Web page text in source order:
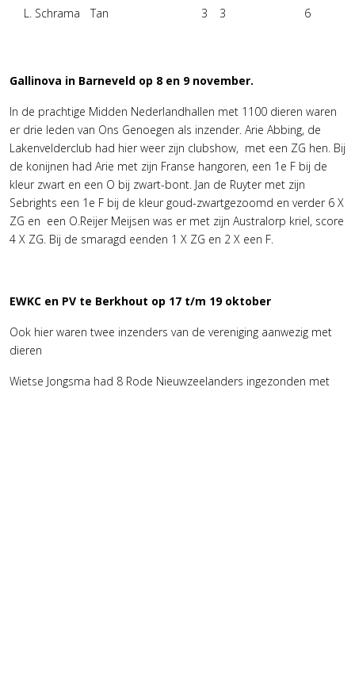
L. Schrama
Tan 3 3 6
Gallinova in Barneveld op 8 en 9 november.
In de prachtige Midden Nederlandhallen met 1100 dieren waren
er drie leden van Ons Genoegen als inzender. Arie Abbing, de
Lakenvelderclub had hier weer zijn clubshow, met een ZG hen. Bij
de konijnen had Arie met zijn Franse hangoren, een 1e F bij de
kleur zwart en een O bij zwart-bont. Jan de Ruyter met zijn
Sebrights een 1e F bij de kleur goud-zwartgezoomd en verder 6 X
ZG en een O.Reijer Meijsen was er met zijn Australorp kriel, score
4 X ZG. Bij de smaragd eenden 1 X ZG en 2 X een F.
EWKC en PV te Berkhout op 17 t/m 19 oktober
Ook hier waren twee inzenders van de vereniging aanwezig met
dieren
Wietse Jongsma had 8 Rode Nieuwzeelanders ingezonden met